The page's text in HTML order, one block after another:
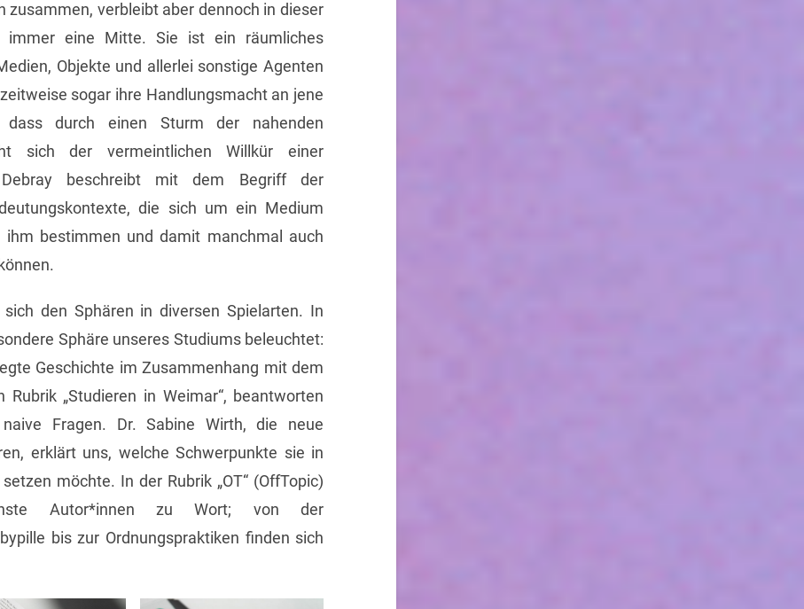
verbleibt aber dennoch in dieser
immer eine Mitte. Sie ist ein räumliches
Objekte und allerlei sonstige Agenten
sogar ihre Handlungsmacht an jene
dass durch einen Sturm der nahenden
sich der vermeintlichen Willkür einer
Debray beschreibt mit dem Begriff der
die sich um ein Medium
bestimmen und damit manchmal auch
den Sphären in diversen Spielarten. In
Sphäre unseres Studiums beleuchtet:
Geschichte im Zusammenhang mit dem
„Studieren in Weimar“, beantworten
Fragen. Dr. Sabine Wirth, die neue
erklärt uns, welche Schwerpunkte sie in
möchte. In der Rubrik „OT“ (OffTopic)
Autor*innen zu Wort; von der
bis zur Ordnungspraktiken finden sich